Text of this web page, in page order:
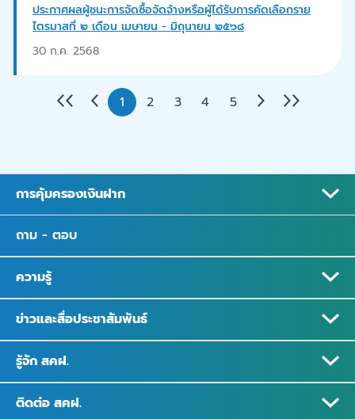
ประกาศผลผู้ชนะการจัดซื้อจัดจ้างหรือผู้ได้รับการคัดเลือกราย
ไตรมาสที่ ๒ เดือน เมษายน - มิถุนายน ๒๕๖๘
30 ก.ค. 2568
1 2 3 4 5
การคุ้มครองเงินฝาก
ถาม - ตอบ
ความรู้
ข่าวและสื่อประชาสัมพันธ์
รู้จัก สคฝ.
ติดต่อ สคฝ.